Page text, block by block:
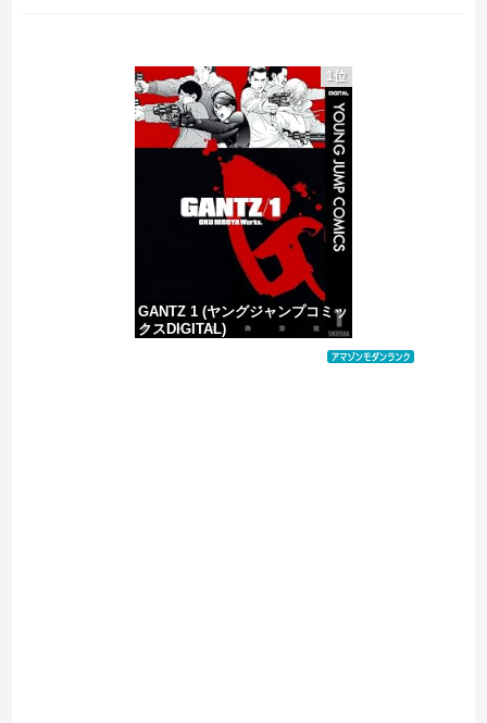
【画像】影山優佳さん(25)、下着姿であたシコが止まらない
【速報】熊本県知事「報道に強い不満・苦情が寄せられている」→TBSの報道特集がまさにそれな件
【迷惑中国人】生活保護費の不正受給
1位
GANTZ 1 (ヤングジャンプコミッ
クスDIGITAL)
価格：¥100